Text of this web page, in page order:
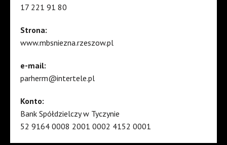
17 221 91 80
Strona:
www.mbsniezna.rzeszow.pl
e-mail:
parherm@intertele.pl
Konto:
Bank Spółdzielczy w Tyczynie
52 9164 0008 2001 0002 4152 0001